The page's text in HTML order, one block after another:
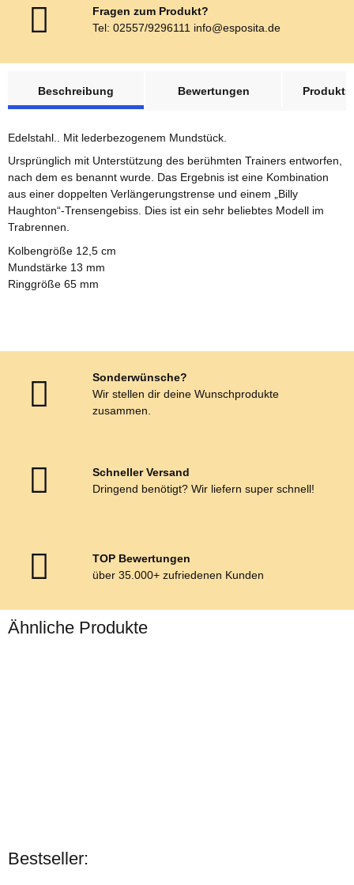
Fragen zum Produkt?
Tel: 02557/9296111 info@esposita.de
Beschreibung
Bewertungen
Edelstahl.. Mit lederbezogenem Mundstück.
Ursprünglich mit Unterstützung des berühmten Trainers entworfen,
nach dem es benannt wurde. Das Ergebnis ist eine Kombination
aus einer doppelten Verlängerungstrense und einem „Billy
Haughton“-Trensengebiss. Dies ist ein sehr beliebtes Modell im
Trabrennen.
Kolbengröße 12,5 cm
Mundstärke 13 mm
Ringgröße 65 mm
Sonderwünsche?
Wir stellen dir deine Wunschprodukte
zusammen.
Schneller Versand
Dringend benötigt? Wir liefern super schnell!
TOP Bewertungen
über 35.000+ zufriedenen Kunden
Ähnliche Produkte
Bestseller: